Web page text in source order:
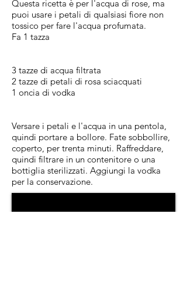
Questa ricetta è per l'acqua di rose, ma
puoi usare i petali di qualsiasi fiore non
tossico per fare l'acqua profumata.
Fa 1 tazza
3 tazze di acqua filtrata
2 tazze di petali di rosa sciacquati
1 oncia di vodka
Versare i petali e l'acqua in una pentola,
quindi portare a bollore. Fate sobbollire,
coperto, per trenta minuti. Raffreddare,
quindi filtrare in un contenitore o una
bottiglia sterilizzati. Aggiungi la vodka
per la conservazione.